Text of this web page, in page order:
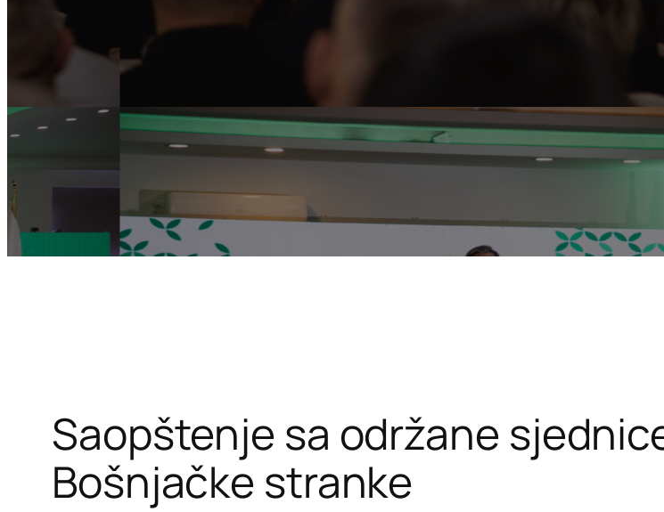
Saopštenje sa održane
Bošnjačke stranke